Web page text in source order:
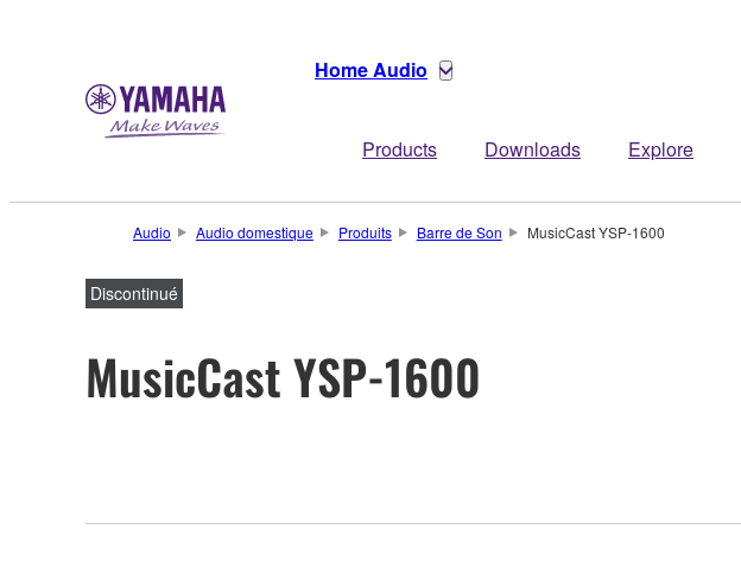
Home Audio
Products Downloads Explore
Audio Audio domestique Produits Barre de Son MusicCast YSP-1600
Discontinué
MusicCast YSP-1600